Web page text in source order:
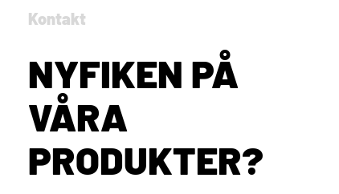
Kontakt
NYFIKEN PÅ
VÅRA
PRODUKTER?